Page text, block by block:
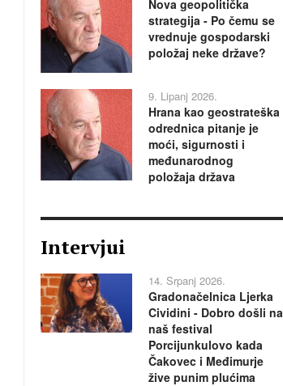
Nova geopolitička
strategija - Po čemu se
vrednuje gospodarski
položaj neke države?
9. Lipanj 2026.
Hrana kao geostrateška
odrednica pitanje je
moći, sigurnosti i
međunarodnog
položaja država
Intervjui
14. Srpanj 2026.
Gradonačelnica Ljerka
Cividini - Dobro došli na
naš festival
Porcijunkulovo kada
Čakovec i Međimurje
žive punim plućima